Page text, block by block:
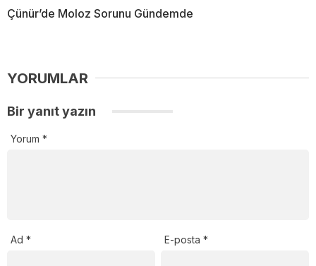
Çünür’de Moloz Sorunu Gündemde
YORUMLAR
Bir yanıt yazın
Yorum *
Ad * E-posta*